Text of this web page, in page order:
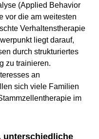
(Applied Behavior
vor die am weitesten
Verhaltenstherapie
liegt darauf,
durch strukturiertes
zu trainieren.
an
sich viele Familien
im
unterschiedliche